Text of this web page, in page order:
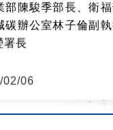
部陳駿季部長、衛福
碳辦公室林子倫副
署長
02/06